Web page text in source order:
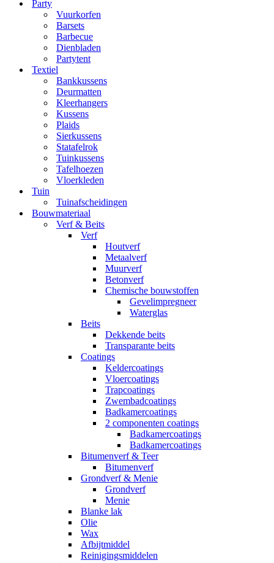
Party
Vuurkorfen
Barsets
Barbecue
Dienbladen
Partytent
Textiel
Bankkussens
Deurmatten
Kleerhangers
Kussens
Plaids
Sierkussens
Statafelrok
Tuinkussens
Tafelhoezen
Vloerkleden
Tuin
Tuinafscheidingen
Bouwmateriaal
Verf & Beits
Verf
Houtverf
Metaalverf
Muurverf
Betonverf
Chemische bouwstoffen
Gevelimpregneer
Waterglas
Beits
Dekkende beits
Transparante beits
Coatings
Keldercoatings
Vloercoatings
Trapcoatings
Zwembadcoatings
Badkamercoatings
2 componenten coatings
Badkamercoatings
Badkamercoatings
Bitumenverf & Teer
Bitumenverf
Grondverf & Menie
Grondverf
Menie
Blanke lak
Olie
Wax
Afbijtmiddel
Reinigingsmiddelen